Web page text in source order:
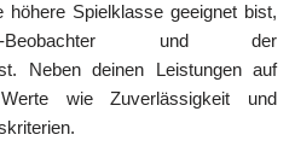
Spielklasse geeignet bist,
Beobachter und der
Neben deinen Leistungen auf
wie Zuverlässigkeit und